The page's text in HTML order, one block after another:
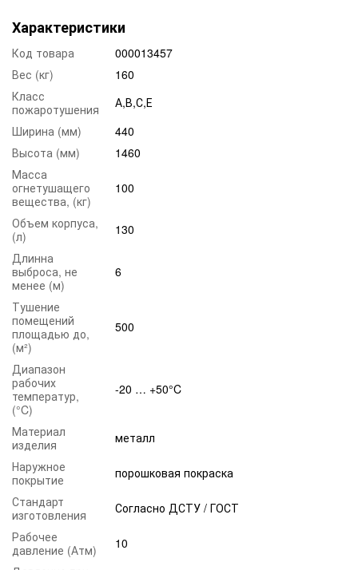
характеристики
ВП-100 состоит из металлического баллона, запорно-
пускового механизма с нажимным рычагом, шланга,
защитной скобы, манометра с индикатором давления
и колесной платформы. Внешняя поверхность
корпуса покрыта порошковым защитным составом,
который предохраняет металл от коррозии и
позволяет заметить изделие даже при сильной
задымленности или в сумерках.
Огнетушитель ВП-100 обладает такими техническими
характеристиками:
минеральных веществ общего назначения;
• брутто-вес полностью оснащенного изделия
– не более 160 кг;
• полная масса тушащего состава – 100±2 кг;
от 30 до 60 сек;
• максимальная площадь тушения – до 500 м²;
• дистанция выброса тушащего заряда – не
менее 6 метров;
• рабочее давление – 14 кгс/см²;
• срок службы – 10 лет;
• температурные условия эксплуатации – от
-20°C до +50°C.
Во время пожара порошковая смесь подается через
Характеристики
Код товара
000013457
Вес (кг)
160
Класс
пожаротушения
А,В,С,Е
Ширина (мм)
440
Высота (мм)
1460
Масса
огнетушащего
вещества, (кг)
100
Объем корпуса,
(л)
130
Длинна
выброса, не
менее (м)
6
Тушение
помещений
площадью до,
(м²)
500
Диапазон
рабочих
температур,
(°C)
-20 … +50°C
Материал
изделия
металл
Наружное
покрытие
порошковая покраска
Стандарт
изготовления
Согласно ДСТУ / ГОСТ
Рабочее
давление (Атм)
10